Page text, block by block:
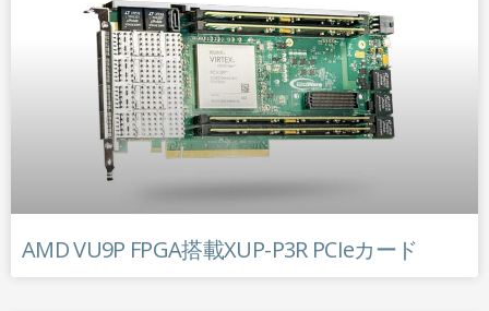
AMD VU9P FPGA搭載XUP-P3R PCIeカード